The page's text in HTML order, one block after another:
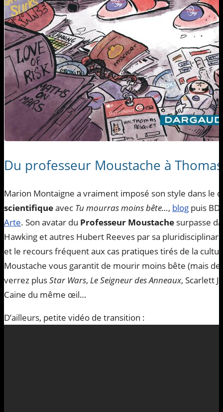
Du professeur Moustache à
Marion Montaigne a vraiment imposé son style dans le
scientifiqueavec Tu mourras moins bête…, blog puis
Arte. Son avatar du Professeur Moustache surpasse
Hawking et autres Hubert Reeves par sa
et le recours fréquent aux cas pratiques tirés de la
Moustache vous garantit de mourir moins bête (mais
verrez plusStar Wars, Le Seigneur des Anneaux, Scarlett
Caine du même œil…
D’ailleurs, petite vidéo de transition :